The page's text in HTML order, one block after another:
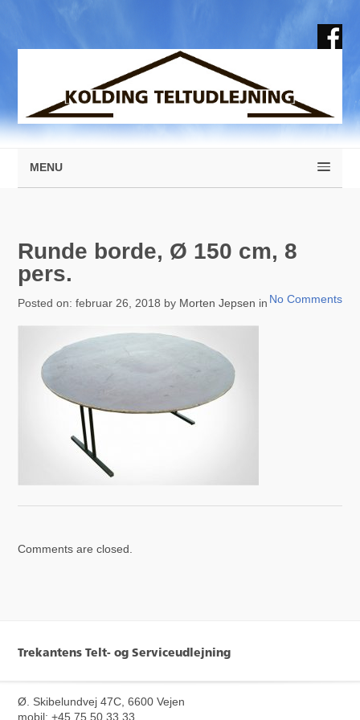
MENU
Runde borde, Ø 150 cm, 8
pers.
Posted on: februar 26, 2018 by Morten Jepsen in No Comments
Comments are closed.
Trekantens Telt- og Serviceudlejning
Ø. Skibelundvej 47C, 6600 Vejen
mobil: +45 75 50 33 33